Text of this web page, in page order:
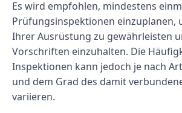
Es wird empfohlen, mindestens
Prüfungsinspektionen einzuplanen,
Ihrer Ausrüstung zu gewährleisten
Vorschriften einzuhalten. Die
Inspektionen kann jedoch je nach
und dem Grad des damit
variieren.